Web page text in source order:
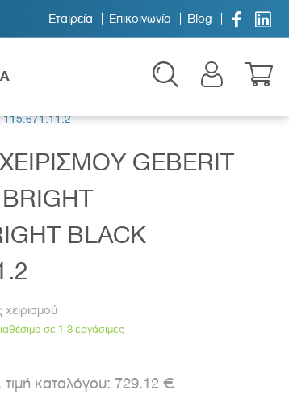
Εταιρεία Επικοινωνία Blog  
GEBERIT
BLACK
σε 1-3 εργάσιμες
729.12 €